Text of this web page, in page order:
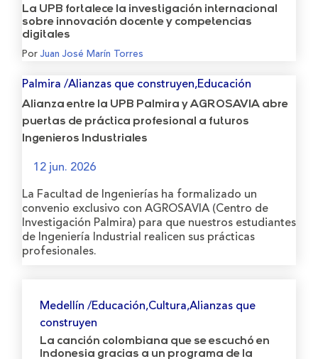
La UPB fortalece la investigación internacional
sobre innovación docente y competencias
digitales
PorJuan José Marín Torres
Palmira /Alianzas que construyen,Educación
Alianza entre la UPB Palmira y AGROSAVIA abre
puertas de práctica profesional a futuros
Ingenieros Industriales
12 jun. 2026
La Facultad de Ingenierías ha formalizado un
convenio exclusivo con AGROSAVIA (Centro de
Investigación Palmira) para que nuestros estudiantes
de Ingeniería Industrial realicen sus prácticas
profesionales.
Medellín /Educación,Cultura,Alianzas que
construyen
La canción colombiana que se escuchó en
Indonesia gracias a un programa de la